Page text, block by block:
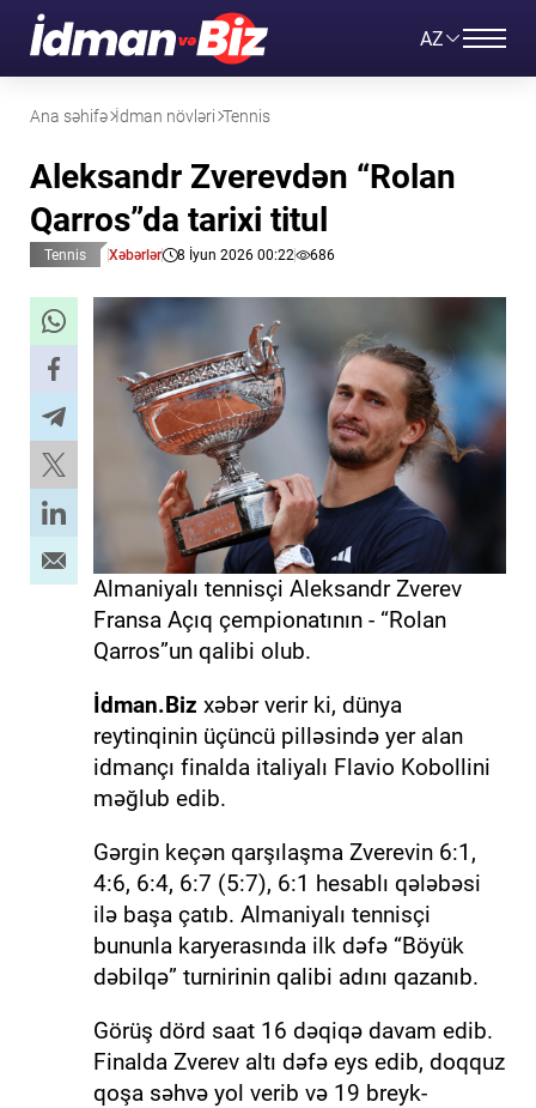
AZ
Ana səhifə İdman növləri Tennis
Aleksandr Zverevdən “Rolan
Qarros”da tarixi titul
Tennis Xəbərlər 8 İyun 2026 00:22 686
Almaniyalı tennisçi Aleksandr Zverev
Fransa Açıq çempionatının - “Rolan
Qarros”un qalibi olub.
İdman.Biz xəbər verir ki, dünya
reytinqinin üçüncü pilləsində yer alan
idmançı finalda italiyalı Flavio Kobollini
məğlub edib.
Gərgin keçən qarşılaşma Zverevin 6:1,
4:6, 6:4, 6:7 (5:7), 6:1 hesablı qələbəsi
ilə başa çatıb. Almaniyalı tennisçi
bununla karyerasında ilk dəfə “Böyük
dəbilqə” turnirinin qalibi adını qazanıb.
Görüş dörd saat 16 dəqiqə davam edib.
Finalda Zverev altı dəfə eys edib, doqquz
qoşa səhvə yol verib və 19 breyk-